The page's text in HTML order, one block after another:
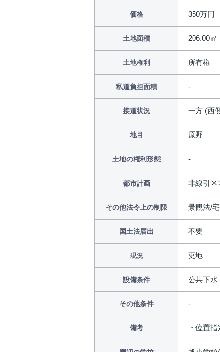
価格 350万円
土地面積 206.00㎡
土地権利 所有権
私道負担面積
接道状況 一方 (西
地目 原野
土地の権利形態
都市計画 非線引区
その他法令上の制限 景観法/
国土法届出 不要
現況 更地
設備条件 公共下水
その他条件
備考 ・位置